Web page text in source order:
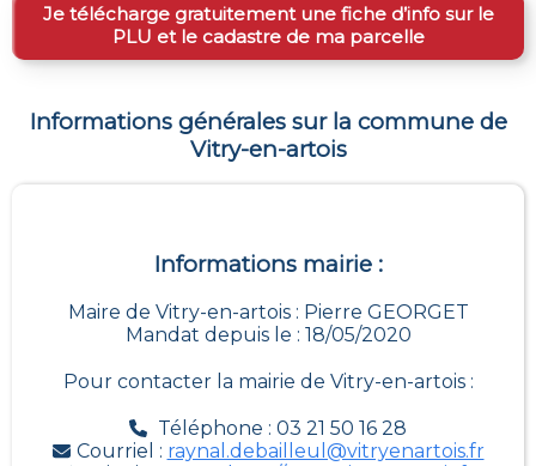
Je télécharge gratuitement une fiche d’info sur le
PLU et le cadastre de ma parcelle
Informations générales sur la commune de
Vitry-en-artois
Informations mairie :
Maire de Vitry-en-artois : Pierre GEORGET
Mandat depuis le : 18/05/2020
Pour contacter la mairie de Vitry-en-artois:
Téléphone : 03 21 50 16 28
Courriel : raynal.debailleul@vitryenartois.fr